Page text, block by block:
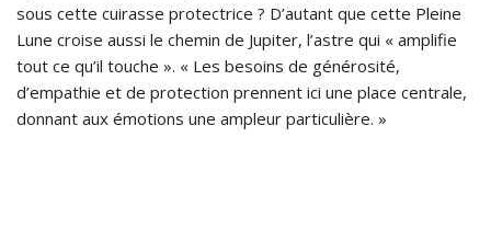
sous cette cuirasse protectrice ? D’autant que cette Pleine
Lune croise aussi le chemin de Jupiter, l’astre qui « amplifie
tout ce qu’il touche ». « Les besoins de générosité,
d’empathie et de protection prennent ici une place centrale,
donnant aux émotions une ampleur particulière. »